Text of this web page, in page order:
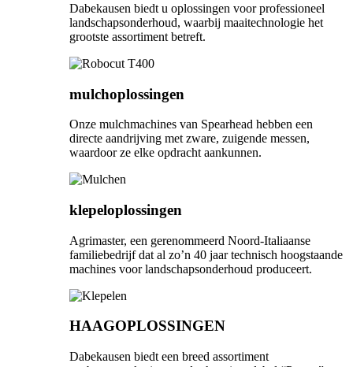
Dabekausen biedt u oplossingen voor professioneel
landschapsonderhoud, waarbij maaitechnologie het
grootste assortiment betreft.
mulchoplossingen
Onze mulchmachines van Spearhead hebben een
directe aandrijving met zware, zuigende messen,
waardoor ze elke opdracht aankunnen.
klepeloplossingen
Agrimaster, een gerenommeerd Noord-Italiaanse
familiebedrijf dat al zo’n 40 jaar technisch hoogstaande
machines voor landschapsonderhoud produceert.
HAAGOPLOSSINGEN
Dabekausen biedt een breed assortiment